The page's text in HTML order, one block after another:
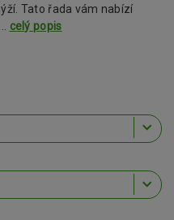
Tato řada vám nabízí
celý popis